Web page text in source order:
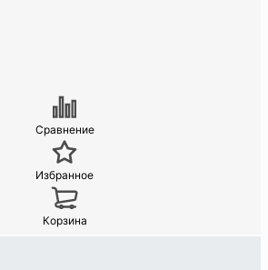
Сравнение
Избранное
Корзина